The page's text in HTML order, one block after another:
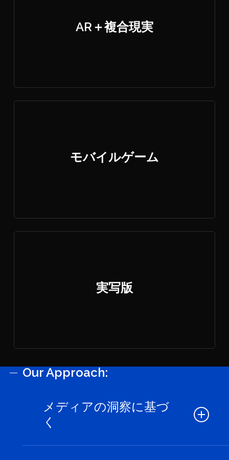
AR＋複合現実
モバイルゲーム
実写版
Our Approach:
メディアの洞察に基づ
く